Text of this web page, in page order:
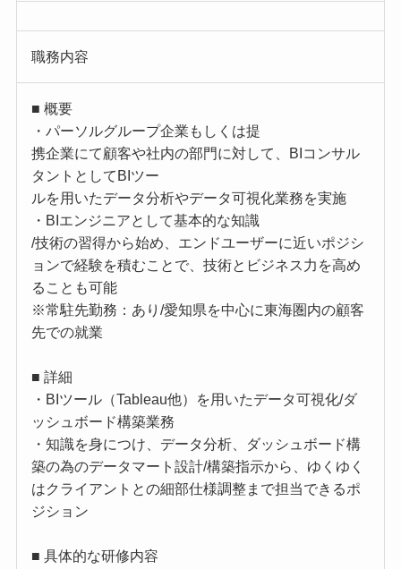
職務内容
■ 概要
・パーソルグループ企業もしくは提
携企業にて顧客や社内の部門に対して、BIコンサル
タントとしてBIツー
ルを用いたデータ分析やデータ可視化業務を実施
・BIエンジニアとして基本的な知識
/技術の習得から始め、エンドユーザーに近いポジシ
ョンで経験を積むことで、技術とビジネス力を高め
ることも可能
※常駐先勤務：あり/愛知県を中心に東海圏内の顧客
先での就業
■ 詳細
・BIツール（Tableau他）を用いたデータ可視化/ダ
ッシュボード構築業務
・知識を身につけ、データ分析、ダッシュボード構
築の為のデータマート設計/構築指示から、ゆくゆく
はクライアントとの細部仕様調整まで担当できるポ
ジション
■ 具体的な研修内容